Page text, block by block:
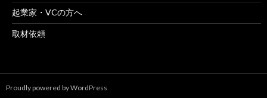
起業家・VCの方へ
取材依頼
Proudly powered by WordPress